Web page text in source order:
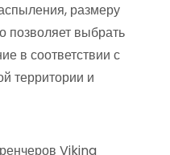
размеру
позволяет выбрать
в соответствии с
территории и
Viking